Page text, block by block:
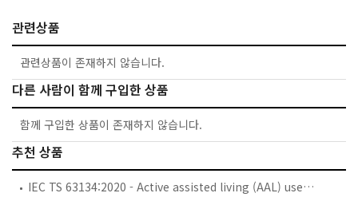
관련상품
관련상품이 존재하지 않습니다.
다른 사람이 함께 구입한 상품
함께 구입한 상품이 존재하지 않습니다.
추천 상품
IEC TS 63134:2020 - Active assisted living (AAL) use cases